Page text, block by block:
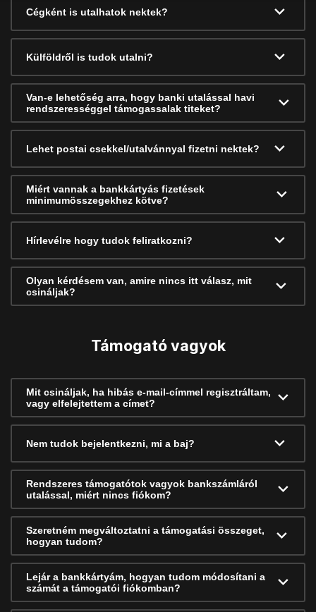
Cégként is utalhatok nektek?
Külföldről is tudok utalni?
Van-e lehetőség arra, hogy banki utalással havi
rendszerességgel támogassalak titeket?
Lehet postai csekkel/utalvánnyal fizetni nektek?
Miért vannak a bankkártyás fizetések
minimumösszegekhez kötve?
Hírlevélre hogy tudok feliratkozni?
Olyan kérdésem van, amire nincs itt válasz, mit
csináljak?
Támogató vagyok
Mit csináljak, ha hibás e-mail-címmel regisztráltam,
vagy elfelejtettem a címet?
Nem tudok bejelentkezni, mi a baj?
Rendszeres támogatótok vagyok bankszámláról
utalással, miért nincs fiókom?
Szeretném megváltoztatni a támogatási összeget,
hogyan tudom?
Lejár a bankkártyám, hogyan tudom módosítani a
számát a támogatói fiókomban?